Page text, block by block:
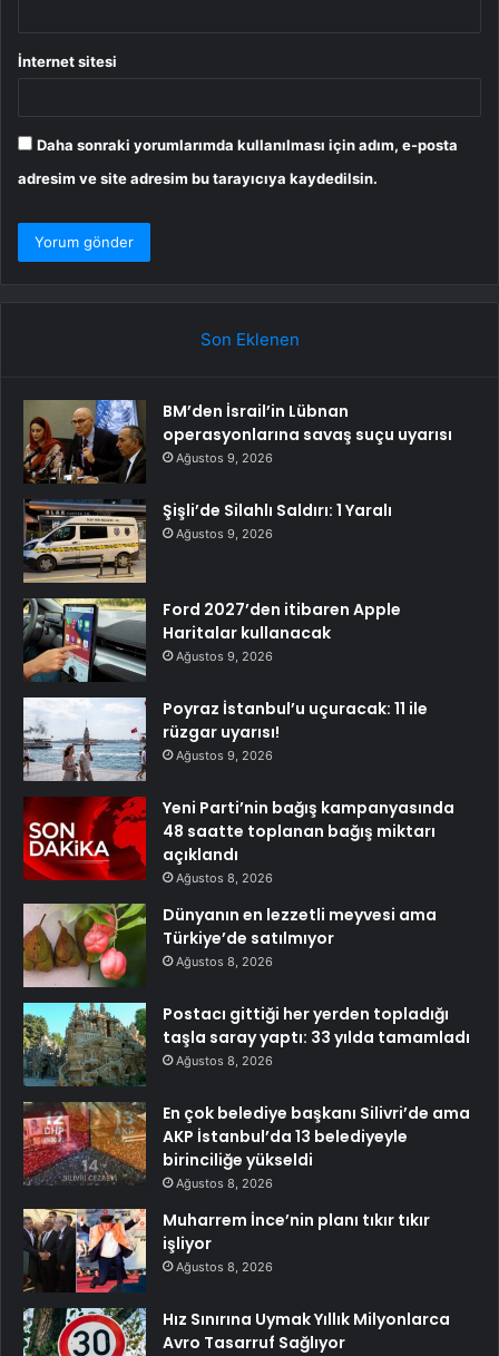
İnternet sitesi
Daha sonraki yorumlarımda kullanılması için adım, e-posta
adresim ve site adresim bu tarayıcıya kaydedilsin.
Son Eklenen
BM’den İsrail’in Lübnan
operasyonlarına savaş suçu uyarısı
Ağustos 9, 2026
Şişli’de Silahlı Saldırı: 1 Yaralı
Ağustos 9, 2026
Ford 2027’den itibaren Apple
Haritalar kullanacak
Ağustos 9, 2026
Poyraz İstanbul’u uçuracak: 11 ile
rüzgar uyarısı!
Ağustos 9, 2026
Yeni Parti’nin bağış kampanyasında
48 saatte toplanan bağış miktarı
açıklandı
Ağustos 8, 2026
Dünyanın en lezzetli meyvesi ama
Türkiye’de satılmıyor
Ağustos 8, 2026
Postacı gittiği her yerden topladığı
taşla saray yaptı: 33 yılda tamamladı
Ağustos 8, 2026
En çok belediye başkanı Silivri’de ama
AKP İstanbul’da 13 belediyeyle
birinciliğe yükseldi
Ağustos 8, 2026
Muharrem İnce’nin planı tıkır tıkır
işliyor
Ağustos 8, 2026
Hız Sınırına Uymak Yıllık Milyonlarca
Avro Tasarruf Sağlıyor